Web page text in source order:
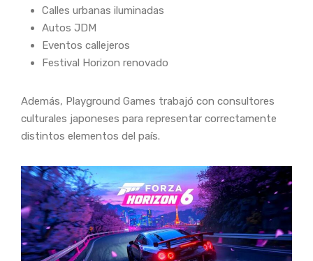
Calles urbanas iluminadas
Autos JDM
Eventos callejeros
Festival Horizon renovado
Además, Playground Games trabajó con consultores
culturales japoneses para representar correctamente
distintos elementos del país.